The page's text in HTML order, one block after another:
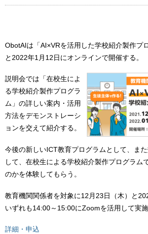
ObotAIは「AI×VRを活用した学校紹介製作プ
と2022年1月12日にオンラインで開催する。
説明会では「在校生によ
る学校紹介製作プログラ
ム」の詳しい案内・活用
方法をデモンストレーシ
ョンを交えて紹介する。
今後の新しいICT教育プログラムとして、ま
して、在校生による学校紹介製作プログラム
のかを体験してもらう。
教育機関関係者を対象に12月23日（木）と
いずれも14:00～15:00にZoomを活用して実
詳細・申込